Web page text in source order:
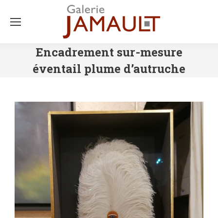
Encadrement sur-mesure
éventail plume d’autruche